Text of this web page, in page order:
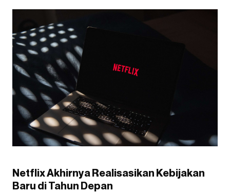
Netflix Akhirnya Realisasikan Kebijakan
Baru di Tahun Depan